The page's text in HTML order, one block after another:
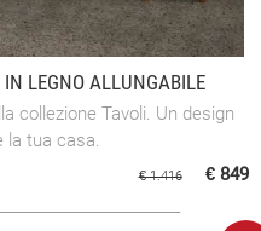
LEGNO ALLUNGABILE
collezione Tavoli. Un design
la tua casa.
€ 1.416 € 849